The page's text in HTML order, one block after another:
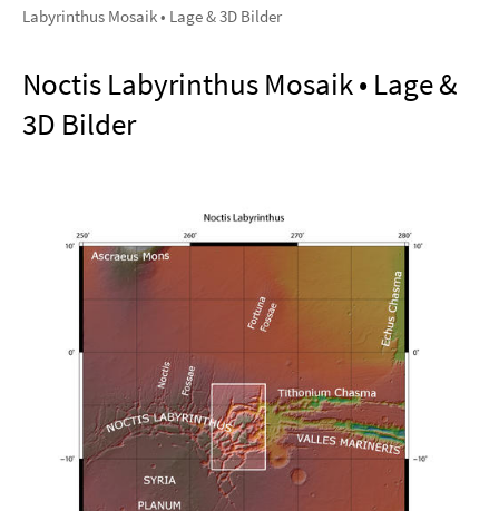
Labyrinthus Mosaik • Lage & 3D Bilder
Noctis Labyrinthus Mosaik • Lage &
3D Bilder